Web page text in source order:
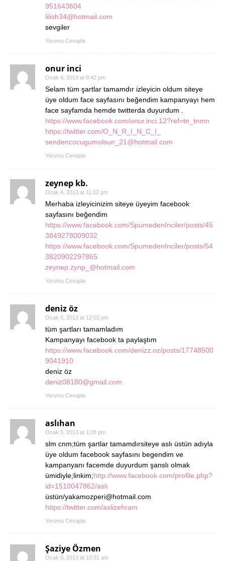
951643604
lilish34@hotmail.com
sevgiler
Yorumu Cevapla
onur inci
Ocak 4, 2013 at 8:42 pm
Selam tüm şartlar tamamdır izleyicin oldum siteye
üye oldum face sayfasını beğendim kampanyayı hem
face sayfamda hemde twitterda duyurdum .
https://www.facebook.com/onur.inci.12?ref=tn_tnmn
https://twitter.com/O_N_R_I_N_C_I_
sendencocugumolsun_21@hotmail.com
Yorumu Cevapla
zeynep kb.
Ocak 4, 2013 at 11:02 pm
Merhaba izleyicinizim siteye üyeyim facebook
sayfasını beğendim
https://www.facebook.com/SpumedenInciler/posts/45
3849278009032
https://www.facebook.com/SpumedenInciler/posts/54
3820902297865
zeynep.zynp_@hotmail.com
Yorumu Cevapla
deniz öz
Ocak 5, 2013 at 12:02 pm
tüm şartları tamamladım
Kampanyayı facebook ta paylaştım
https://www.facebook.com/denizz.oz/posts/17748500
9041910
deniz öz
deniz08180@gmail.com
Yorumu Cevapla
aslıhan
Ocak 5, 2013 at 1:28 pm
slm cnm;tüm şartlar tamamdırsiteye aslı üstün adıyla
üye oldum facebook sayfasını begendim ve
kampanyanı facemde duyurdum şanslı olmak
ümidiyle;linkim;http://www.facebook.com/profile.php?
id=1510047862/aslı
üstün/yakamozperi@hotmail.com
https://twitter.com/aslizehram
Yorumu Cevapla
Şaziye Özmen
Ocak 6, 2013 at 10:31 am